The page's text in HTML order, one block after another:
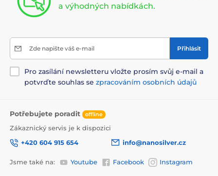
a výhodných nabídkách.
Zde napište váš e-mail Přihlásit
Pro zasílání newsletteru vložte prosím svůj e-mail a
potvrďte souhlas se zpracováním osobních údajů
Potřebujete poradit offline
Zákaznický servis je k dispozici
+420 604 915 654
info@nanosilver.cz
Jsme také na: Youtube Facebook Instagram